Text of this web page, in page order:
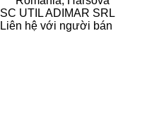
SC UTIL ADIMAR SRL
Liên hệ với người bán